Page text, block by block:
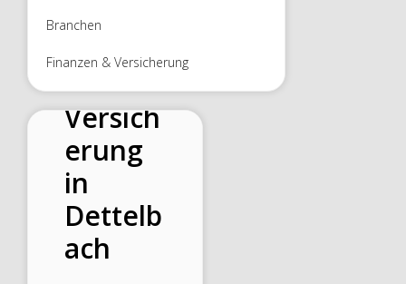
Branchen
Finanzen & Versicherung
r der
Mannh
eimer
Versich
erung
in
Dettelb
ach